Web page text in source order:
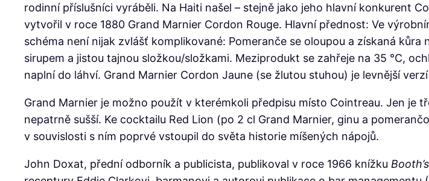
rodinní příslušníci vyráběli. Na Haiti našel – stejně jako jeho hlavní konkurent
vytvořil v roce 1880 Grand Marnier Cordon Rouge. Hlavní přednost: Ve
schéma není nijak zvlášť komplikované: Pomeranče se oloupou a získaná
sirupem a jistou tajnou složkou/složkami. Meziprodukt se zahřeje na 35 °C,
naplní do láhví. Grand Marnier Cordon Jaune (se žlutou stuhou) je levnější
Grand Marnier je možno použít v kterémkoli předpisu místo Cointreau. Jen je
nepatrně sušší. Ke cocktailu Red Lion (po 2 cl Grand Marnier, ginu a
v souvislosti s ním poprvé vstoupil do světa historie míšených nápojů.
John Doxat, přední odborník a publicista, publikoval v roce 1966 knížku